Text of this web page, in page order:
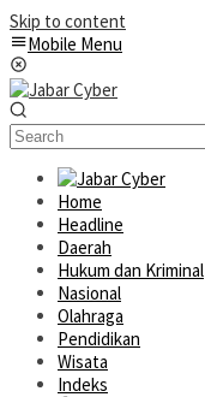
Skip to content
Mobile Menu
Home
Headline
Daerah
Hukum dan Kriminal
Nasional
Olahraga
Pendidikan
Wisata
Indeks